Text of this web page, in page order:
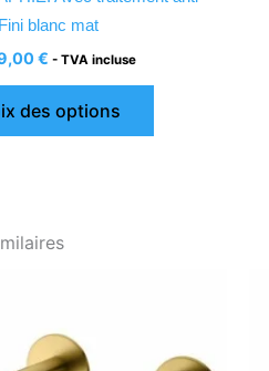
blanc mat
€ - TVA incluse
des options